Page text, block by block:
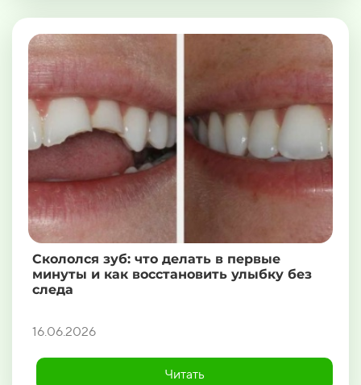
Скололся зуб: что делать в первые
минуты и как восстановить улыбку без
следа
16.06.2026
Читать